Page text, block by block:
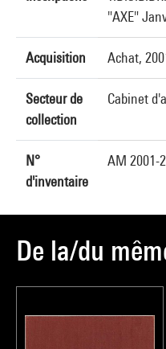
"AXE"
Acquisition Achat,
Secteur de
collection
Cabinet
N°
d'inventaire
AM 2001-
De la/du